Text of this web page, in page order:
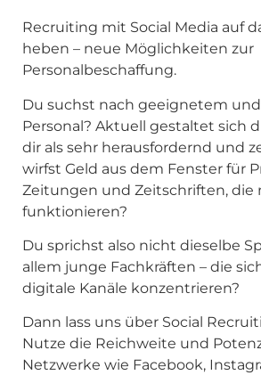
Recruiting mit Social Media auf
heben – neue Möglichkeiten zur
Personalbeschaffung.
Du suchst nach geeignetem
Personal? Aktuell gestaltet sich
dir als sehr herausfordernd und
wirfst Geld aus dem Fenster für
Zeitungen und Zeitschriften, die
funktionieren?
Du sprichst also nicht dieselbe
allem junge Fachkräften – die
digitale Kanäle konzentrieren?
Dann lass uns über Social
Nutze die Reichweite und
Netzwerke wie Facebook,